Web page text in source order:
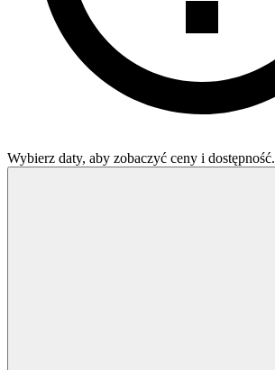
Wybierz daty, aby zobaczyć ceny i dostępność.